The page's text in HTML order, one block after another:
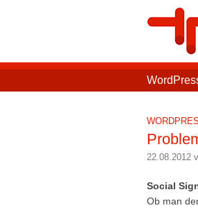
22.08.2012
Social
Ob man